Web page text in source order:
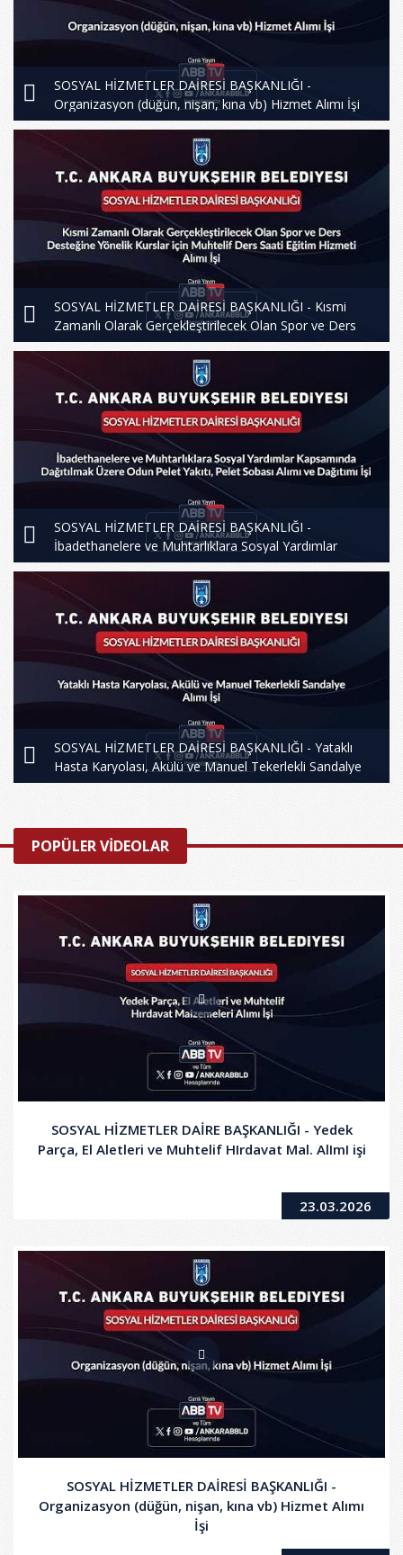
SOSYAL HİZMETLER DAİRESİ BAŞKANLIĞI -
Organizasyon (düğün, nişan, kına vb) Hizmet Alımı İşi
SOSYAL HİZMETLER DAİRESİ BAŞKANLIĞI - Kısmi
Zamanlı Olarak Gerçekleştirilecek Olan Spor ve Ders
Desteğine Yönelik Kurslar için Muhtelif Ders Saati Eğitim
Hizmeti Alımı İşi
SOSYAL HİZMETLER DAİRESİ BAŞKANLIĞI -
İbadethanelere ve Muhtarlıklara Sosyal Yardımlar
Kapsamında Dağıtılmak Üzere Odun Pelet Yakıtı, Pelet
Sobası Alımı ve Dağıtım İşi
SOSYAL HİZMETLER DAİRESİ BAŞKANLIĞI - Yataklı
Hasta Karyolası, Akülü ve Manuel Tekerlekli Sandalye
POPÜLER VİDEOLAR
SOSYAL HİZMETLER DAİRE BAŞKANLIĞI - Yedek
Parça, El Aletleri ve Muhtelif HIrdavat Mal. AlImI işi
23.03.2026
SOSYAL HİZMETLER DAİRESİ BAŞKANLIĞI -
Organizasyon (düğün, nişan, kına vb) Hizmet Alımı
İşi